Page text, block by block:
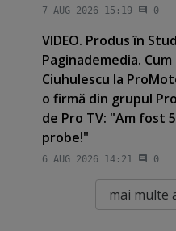
7 AUG 2026 15:19 0
VIDEO. Produs în
Paginademedia.
Ciuhulescu la
o firmă din grupul
de Pro TV: "Am fost
probe!"
6 AUG 2026 14:21 0
mai multe